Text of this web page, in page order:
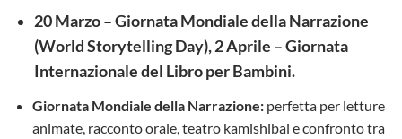
20 Marzo – Giornata Mondiale della Narrazione
(World Storytelling Day), 2 Aprile – Giornata
Internazionale del Libro per Bambini.
Giornata Mondiale della Narrazione:perfetta per letture
animate, racconto orale, teatro kamishibai e confronto tra